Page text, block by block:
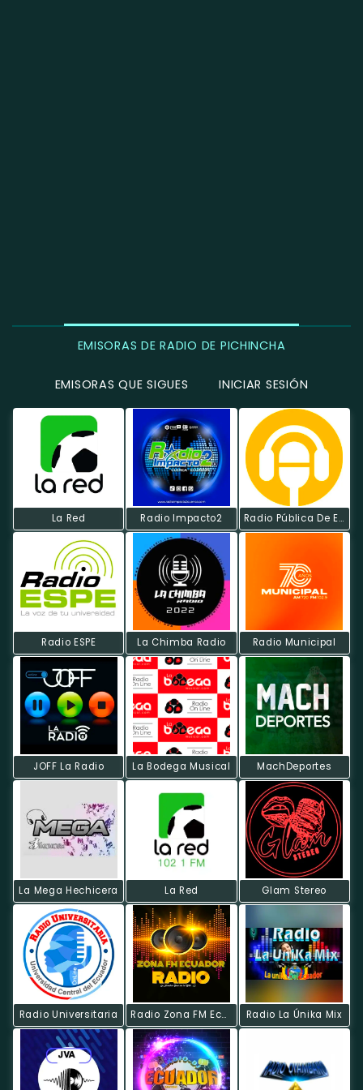
EMISORAS DE RADIO DE PICHINCHA
EMISORAS QUE SIGUES INICIAR SESIÓN
La Red Radio Impacto2 Radio Pública De Ecuador
Radio ESPE La Chimba Radio Radio Municipal
JOFF La Radio La Bodega Musical MachDeportes
La Mega Hechicera La Red Glam Stereo
Radio Universitaria Radio Zona FM Ecuador Online Radio La Únika Mix